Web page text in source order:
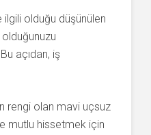
ilgili olduğu düşünülen
açıdan, iş
rengi olan mavi uçsuz
mutlu hissetmek için